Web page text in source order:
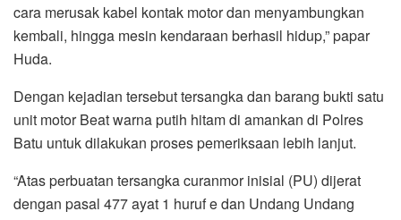
cara merusak kabel kontak motor dan menyambungkan
kembali, hingga mesin kendaraan berhasil hidup,” papar
Huda.
Dengan kejadian tersebut tersangka dan barang bukti satu
unit motor Beat warna putih hitam di amankan di Polres
Batu untuk dilakukan proses pemeriksaan lebih lanjut.
“Atas perbuatan tersangka curanmor inisial (PU) dijerat
dengan pasal 477 ayat 1 huruf e dan Undang Undang